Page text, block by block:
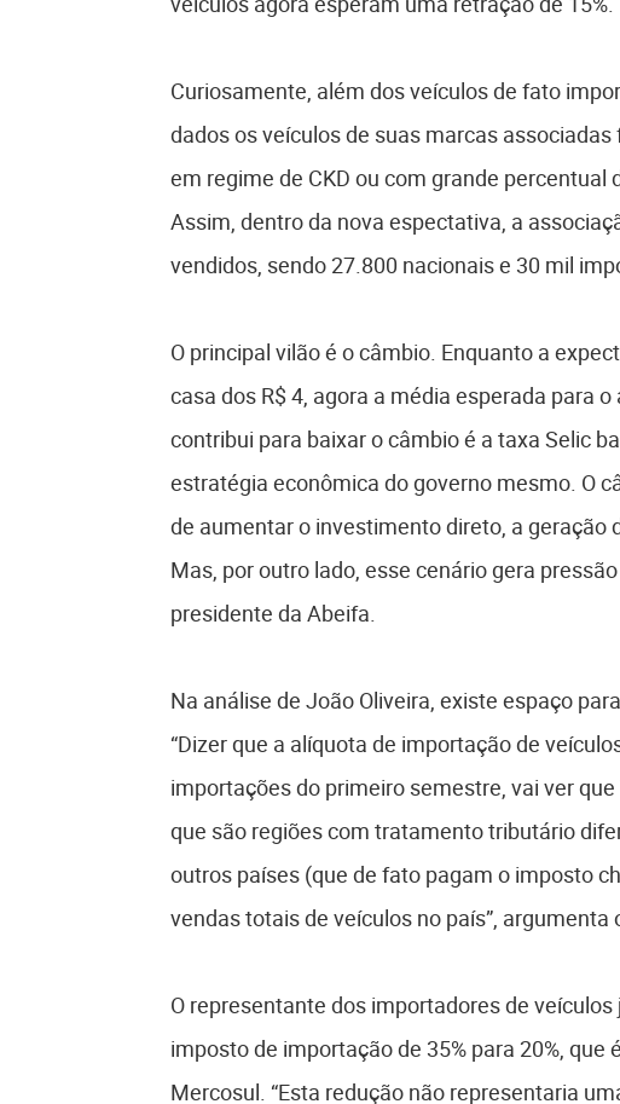
Curiosamente, além dos veículos de fato
dados os veículos de suas marcas
em regime de CKD ou com grande
Assim, dentro da nova espectativa, a
vendidos, sendo 27.800 nacionais e 30 mil
O principal vilão é o câmbio. Enquanto a
casa dos R$ 4, agora a média esperada para
contribui para baixar o câmbio é a taxa Selic
estratégia econômica do governo mesmo. O
de aumentar o investimento direto, a
Mas, por outro lado, esse cenário gera
presidente da Abeifa.
Na análise de João Oliveira, existe espaço
“Dizer que a alíquota de importação de
importações do primeiro semestre, vai ver
que são regiões com tratamento tributário
outros países (que de fato pagam o imposto
vendas totais de veículos no país”, argumenta
O representante dos importadores de
imposto de importação de 35% para 20%,
Mercosul. “Esta redução não representaria